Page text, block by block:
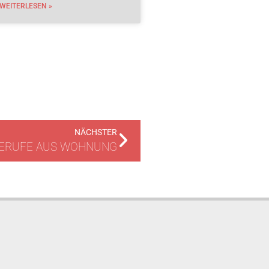
WEITERLESEN »
NÄCHSTER
AUS WOHNUNG